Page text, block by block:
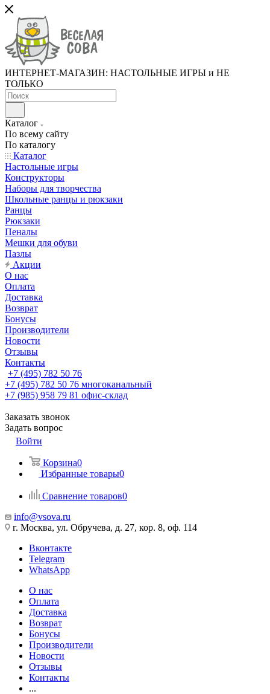
ИНТЕРНЕТ-МАГАЗИН: НАСТОЛЬНЫЕ ИГРЫ и НЕ
ТОЛЬКО
Каталог
По всему сайту
По каталогу
Каталог
Настольные игры
Конструкторы
Наборы для творчества
Школьные ранцы и рюкзаки
Ранцы
Рюкзаки
Пеналы
Мешки для обуви
Пазлы
Акции
О нас
Оплата
Доставка
Возврат
Бонусы
Производители
Новости
Отзывы
Контакты
+7 (495) 782 50 76
+7 (495) 782 50 76 многоканальный
+7 (985) 958 79 81 офис-склад
Заказать звонок
Задать вопрос
Войти
Корзина0
Избранные товары0
Сравнение товаров0
info@vsova.ru
г. Москва, ул. Обручева, д. 27, кор. 8, оф. 114
Вконтакте
Telegram
WhatsApp
О нас
Оплата
Доставка
Возврат
Бонусы
Производители
Новости
Отзывы
Контакты
...